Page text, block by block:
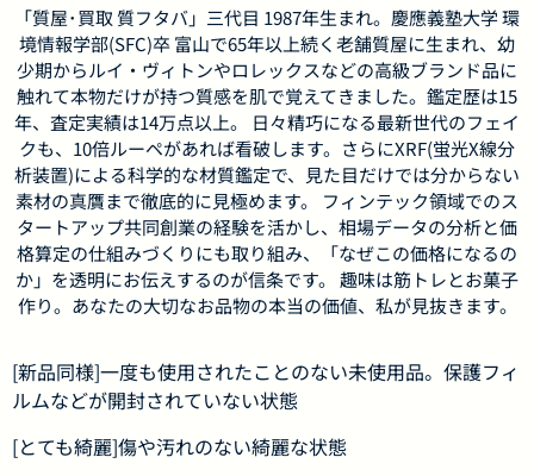
「質屋･買取 質フタバ」三代目 1987年生まれ。慶應義塾大学 環
境情報学部(SFC)卒 富山で65年以上続く老舗質屋に生まれ、幼
少期からルイ・ヴィトンやロレックスなどの高級ブランド品に
触れて本物だけが持つ質感を肌で覚えてきました。鑑定歴は15
年、査定実績は14万点以上。 日々精巧になる最新世代のフェイ
クも、10倍ルーペがあれば看破します。さらにXRF(蛍光X線分
析装置)による科学的な材質鑑定で、見た目だけでは分からない
素材の真贋まで徹底的に見極めます。 フィンテック領域でのス
タートアップ共同創業の経験を活かし、相場データの分析と価
格算定の仕組みづくりにも取り組み、「なぜこの価格になるの
か」を透明にお伝えするのが信条です。 趣味は筋トレとお菓子
作り。あなたの大切なお品物の本当の価値、私が見抜きます。
[新品同様]一度も使用されたことのない未使用品。保護フィ
ルムなどが開封されていない状態
[とても綺麗]傷や汚れのない綺麗な状態